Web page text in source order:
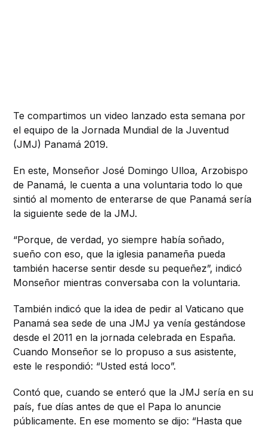
Te compartimos un video lanzado esta semana por
el equipo de la Jornada Mundial de la Juventud
(JMJ) Panamá 2019.
En este, Monseñor José Domingo Ulloa, Arzobispo
de Panamá, le cuenta a una voluntaria todo lo que
sintió al momento de enterarse de que Panamá sería
la siguiente sede de la JMJ.
“Porque, de verdad, yo siempre había soñado,
sueño con eso, que la iglesia panameña pueda
también hacerse sentir desde su pequeñez”, indicó
Monseñor mientras conversaba con la voluntaria.
También indicó que la idea de pedir al Vaticano que
Panamá sea sede de una JMJ ya venía gestándose
desde el 2011 en la jornada celebrada en España.
Cuando Monseñor se lo propuso a sus asistente,
este le respondió: “Usted está loco”.
Contó que, cuando se enteró que la JMJ sería en su
país, fue días antes de que el Papa lo anuncie
públicamente. En ese momento se dijo: “Hasta que